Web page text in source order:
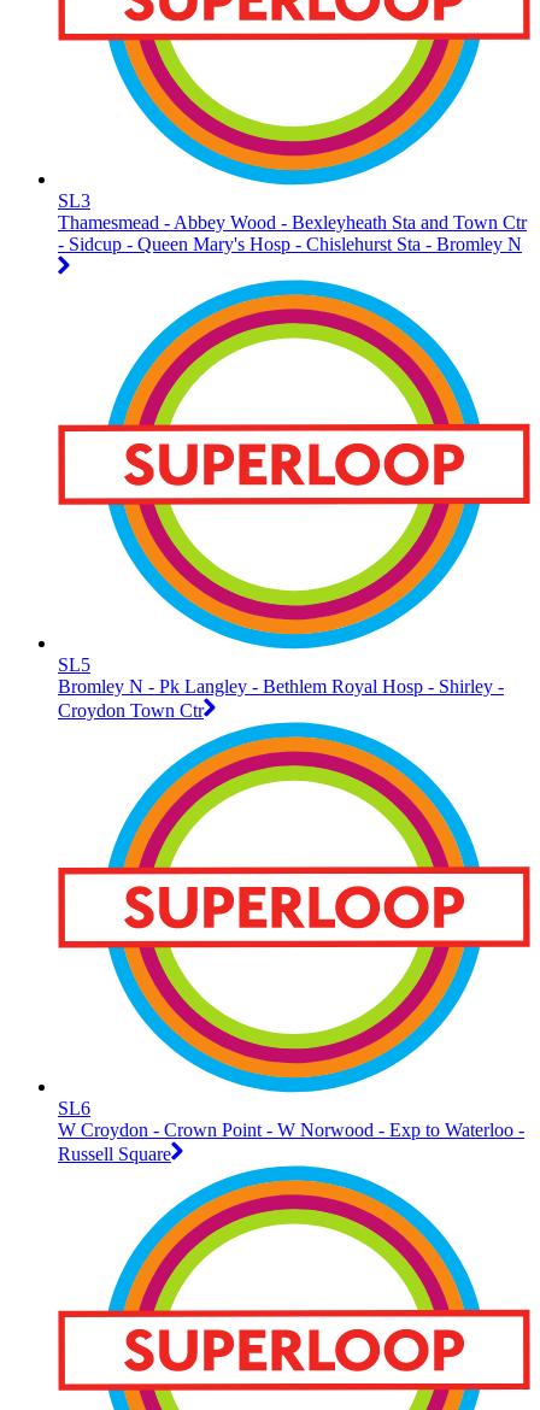
SL3
Thamesmead - Abbey Wood - Bexleyheath Sta and Town Ctr
- Sidcup - Queen Mary's Hosp - Chislehurst Sta - Bromley N
SL5
Bromley N - Pk Langley - Bethlem Royal Hosp - Shirley -
Croydon Town Ctr
SL6
W Croydon - Crown Point - W Norwood - Exp to Waterloo -
Russell Square